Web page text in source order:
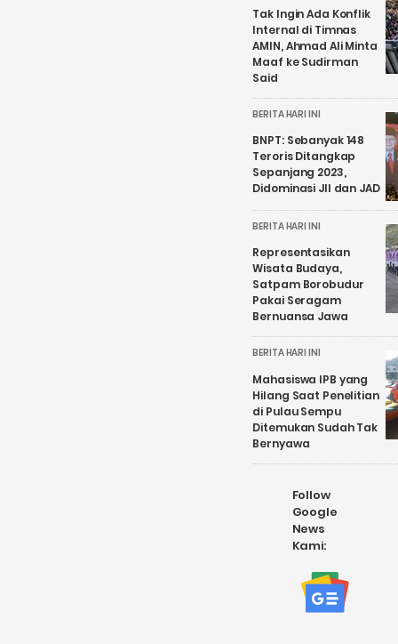
Tak Ingin Ada Konflik
Internal di Timnas
AMIN, Ahmad Ali Minta
Maaf ke Sudirman
Said
BERITA HARI INI
BNPT: Sebanyak 148
Teroris Ditangkap
Sepanjang 2023,
Didominasi JII dan JAD
BERITA HARI INI
Representasikan
Wisata Budaya,
Satpam Borobudur
Pakai Seragam
Bernuansa Jawa
BERITA HARI INI
Mahasiswa IPB yang
Hilang Saat Penelitian
di Pulau Sempu
Ditemukan Sudah Tak
Bernyawa
Follow
Google
News
Kami: